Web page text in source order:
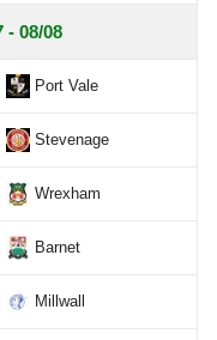
- 08/08
Port Vale
Stevenage
Wrexham
Barnet
Millwall